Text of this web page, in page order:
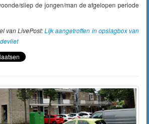
sliep de jongen/man de afgelopen periode
van LivePost:Lijk aangetroffen in opslagbox van